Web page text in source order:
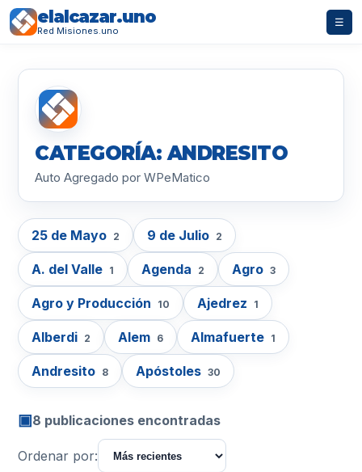
elalcazar.uno
Red Misiones.uno
☰
CATEGORÍA: ANDRESITO
Auto Agregado por WPeMatico
25 de Mayo 2 9 de Julio 2
A. del Valle 1 Agenda 2 Agro 3
Agro y Producción 10 Ajedrez 1
Alberdi 2 Alem 6 Almafuerte 1
Andresito 8 Apóstoles 30
▣8 publicaciones encontradas
Ordenar por: